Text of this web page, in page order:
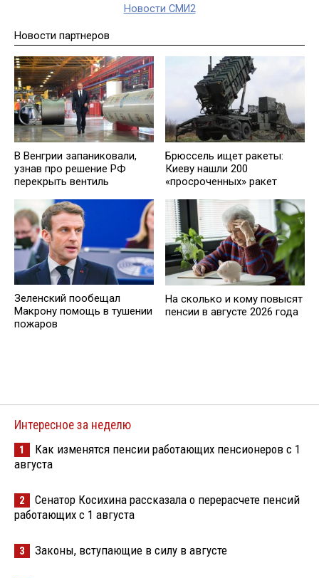
Новости СМИ2
Новости партнеров
В Венгрии запаниковали,
узнав про решение РФ
перекрыть вентиль
Брюссель ищет ракеты:
Киеву нашли 200
«просроченных» ракет
Зеленский пообещал
Макрону помощь в тушении
пожаров
На сколько и кому повысят
пенсии в августе 2026 года
Интересное за неделю
1
Как изменятся пенсии работающих пенсионеров с 1
августа
2
Сенатор Косихина рассказала о перерасчете пенсий
работающих с 1 августа
3 Законы, вступающие в силу в августе